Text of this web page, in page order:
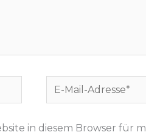
E-
Mail-
in diesem Browser für